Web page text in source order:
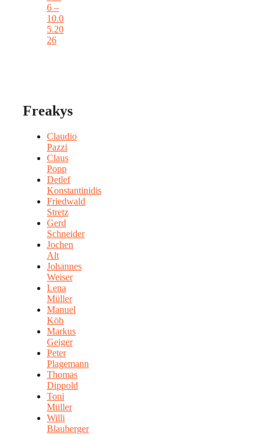
6 –
10.0
5.20
26
Freakys
Claudio
Pazzi
Claus
Popp
Detlef
Konstantinidis
Friedwald
Stretz
Gerd
Schneider
Jochen
Alt
Johannes
Weiser
Lena
Müller
Manuel
Köb
Markus
Geiger
Peter
Plagemann
Thomas
Dippold
Toni
Müller
Willi
Blauberger